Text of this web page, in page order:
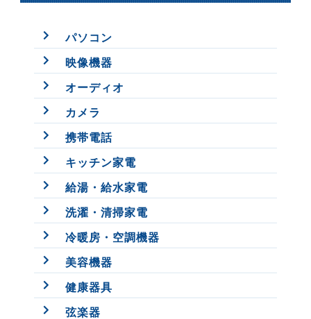
パソコン
映像機器
オーディオ
カメラ
携帯電話
キッチン家電
給湯・給水家電
洗濯・清掃家電
冷暖房・空調機器
美容機器
健康器具
弦楽器